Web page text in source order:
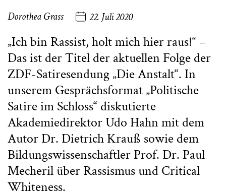
Dorothea Grass 22. Juli 2020
„Ich bin Rassist, holt mich hier raus!“ –
Das ist der Titel der aktuellen Folge der
ZDF-Satiresendung „Die Anstalt“. In
unserem Gesprächsformat „Politische
Satire im Schloss“ diskutierte
Akademiedirektor Udo Hahn mit dem
Autor Dr. Dietrich Krauß sowie dem
Bildungswissenschaftler Prof. Dr. Paul
Mecheril über Rassismus und Critical
Whiteness.